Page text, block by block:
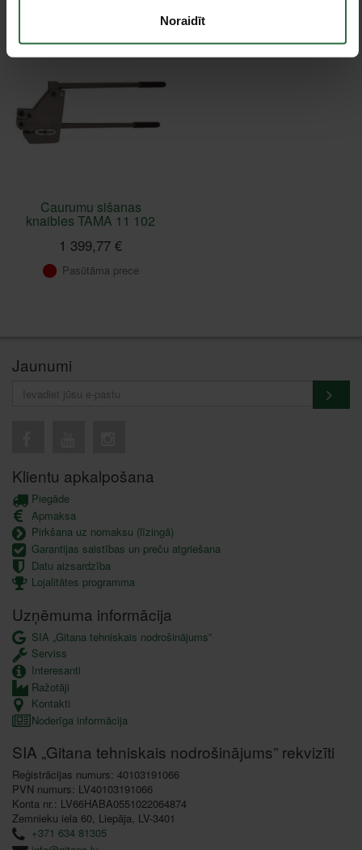
Noraidīt
Caurumu sišanas
knaibles TAMA 11 102
1 399,77 €
Pasūtāma prece
Jaunumi
Klientu apkalpošana
Piegāde
Apmaksa
Pirkšana uz nomaksu (līzingā)
Garantijas saistības un preču atgriešana
Datu aizsardzība
Lojalitātes programma
Uzņēmuma informācija
SIA „Gitana tehniskais nodrošinājums”
Serviss
Interesanti
Ražotāji
Kontakti
Noderīga informācija
SIA „Gitana tehniskais nodrošinājums” rekvizīti
Reģistrācijas numurs: 40103191066
PVN numurs: LV40103191066
Konta nr.: LV66HABA0551022064874
Zemnieku iela 60, Liepāja, LV-3401
+371 634 81305